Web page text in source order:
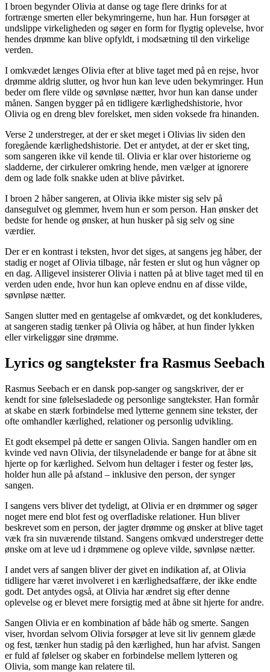
I broen begynder Olivia at danse og tage flere drinks for at
fortrænge smerten eller bekymringerne, hun har. Hun forsøger at
undslippe virkeligheden og søger en form for flygtig oplevelse, hvor
hendes drømme kan blive opfyldt, i modsætning til den virkelige
verden.
I omkvædet længes Olivia efter at blive taget med på en rejse, hvor
drømme aldrig slutter, og hvor hun kan leve uden bekymringer. Hun
beder om flere vilde og søvnløse nætter, hvor hun kan danse under
månen. Sangen bygger på en tidligere kærlighedshistorie, hvor
Olivia og en dreng blev forelsket, men siden voksede fra hinanden.
Verse 2 understreger, at der er sket meget i Olivias liv siden den
foregående kærlighedshistorie. Det er antydet, at der er sket ting,
som sangeren ikke vil kende til. Olivia er klar over historierne og
sladderne, der cirkulerer omkring hende, men vælger at ignorere
dem og lade folk snakke uden at blive påvirket.
I broen 2 håber sangeren, at Olivia ikke mister sig selv på
dansegulvet og glemmer, hvem hun er som person. Han ønsker det
bedste for hende og ønsker, at hun husker på sig selv og sine
værdier.
Der er en kontrast i teksten, hvor det siges, at sangens jeg håber, der
stadig er noget af Olivia tilbage, når festen er slut og hun vågner op
en dag. Alligevel insisterer Olivia i natten på at blive taget med til en
verden uden ende, hvor hun kan opleve endnu en af disse vilde,
søvnløse nætter.
Sangen slutter med en gentagelse af omkvædet, og det konkluderes,
at sangeren stadig tænker på Olivia og håber, at hun finder lykken
eller virkeliggør sine drømme.
Lyrics og sangtekster fra Rasmus Seebach
Rasmus Seebach er en dansk pop-sanger og sangskriver, der er
kendt for sine følelsesladede og personlige sangtekster. Han formår
at skabe en stærk forbindelse med lytterne gennem sine tekster, der
ofte omhandler kærlighed, relationer og personlig udvikling.
Et godt eksempel på dette er sangen Olivia. Sangen handler om en
kvinde ved navn Olivia, der tilsyneladende er bange for at åbne sit
hjerte op for kærlighed. Selvom hun deltager i fester og fester løs,
holder hun alle på afstand – inklusive den person, der synger
sangen.
I sangens vers bliver det tydeligt, at Olivia er en drømmer og søger
noget mere end blot fest og overfladiske relationer. Hun bliver
beskrevet som en person, der jagter drømme og ønsker at blive taget
væk fra sin nuværende tilstand. Sangens omkvæd understreger dette
ønske om at leve ud i drømmene og opleve vilde, søvnløse nætter.
I andet vers af sangen bliver der givet en indikation af, at Olivia
tidligere har været involveret i en kærlighedsaffære, der ikke endte
godt. Det antydes også, at Olivia har ændret sig efter denne
oplevelse og er blevet mere forsigtig med at åbne sit hjerte for andre.
Sangen Olivia er en kombination af både håb og smerte. Sangen
viser, hvordan selvom Olivia forsøger at leve sit liv gennem glæde
og fest, tænker hun stadig på den kærlighed, hun har afvist. Sangen
er fuld af følelser og skaber en forbindelse mellem lytteren og
Olivia, som mange kan relatere til.